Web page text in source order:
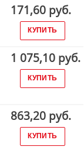
171,60 руб.
КУПИТЬ
1 075,10 руб.
КУПИТЬ
863,20 руб.
КУПИТЬ